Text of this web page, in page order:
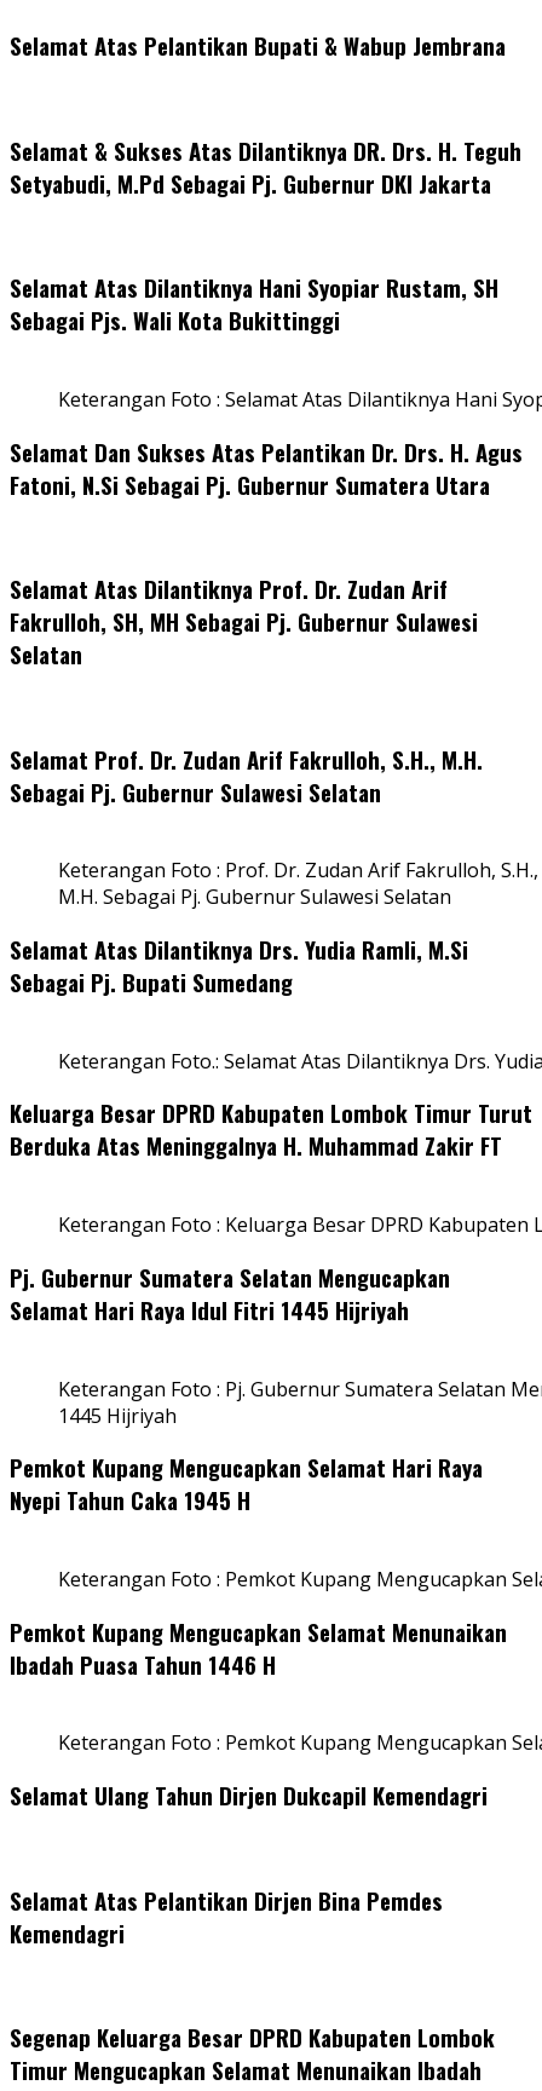
Selamat Atas Pelantikan Bupati & Wabup Jembrana
Selamat & Sukses Atas Dilantiknya DR. Drs. H. Teguh
Setyabudi, M.Pd Sebagai Pj. Gubernur DKI Jakarta
Selamat Atas Dilantiknya Hani Syopiar Rustam, SH
Sebagai Pjs. Wali Kota Bukittinggi
Keterangan Foto : Selamat Atas Dilantiknya Hani
Selamat Dan Sukses Atas Pelantikan Dr. Drs. H. Agus
Fatoni, N.Si Sebagai Pj. Gubernur Sumatera Utara
Selamat Atas Dilantiknya Prof. Dr. Zudan Arif
Fakrulloh, SH, MH Sebagai Pj. Gubernur Sulawesi
Selatan
Selamat Prof. Dr. Zudan Arif Fakrulloh, S.H., M.H.
Sebagai Pj. Gubernur Sulawesi Selatan
Keterangan Foto : Prof. Dr. Zudan Arif Fakrulloh, S.H.,
M.H. Sebagai Pj. Gubernur Sulawesi Selatan
Selamat Atas Dilantiknya Drs. Yudia Ramli, M.Si
Sebagai Pj. Bupati Sumedang
Keterangan Foto.: Selamat Atas Dilantiknya Drs.
Keluarga Besar DPRD Kabupaten Lombok Timur Turut
Berduka Atas Meninggalnya H. Muhammad Zakir FT
Keterangan Foto : Keluarga Besar DPRD
Pj. Gubernur Sumatera Selatan Mengucapkan
Selamat Hari Raya Idul Fitri 1445 Hijriyah
Keterangan Foto : Pj. Gubernur Sumatera Selatan
1445 Hijriyah
Pemkot Kupang Mengucapkan Selamat Hari Raya
Nyepi Tahun Caka 1945 H
Keterangan Foto : Pemkot Kupang Mengucapkan
Pemkot Kupang Mengucapkan Selamat Menunaikan
Ibadah Puasa Tahun 1446 H
Keterangan Foto : Pemkot Kupang Mengucapkan
Selamat Ulang Tahun Dirjen Dukcapil Kemendagri
Selamat Atas Pelantikan Dirjen Bina Pemdes
Kemendagri
Segenap Keluarga Besar DPRD Kabupaten Lombok
Timur Mengucapkan Selamat Menunaikan Ibadah